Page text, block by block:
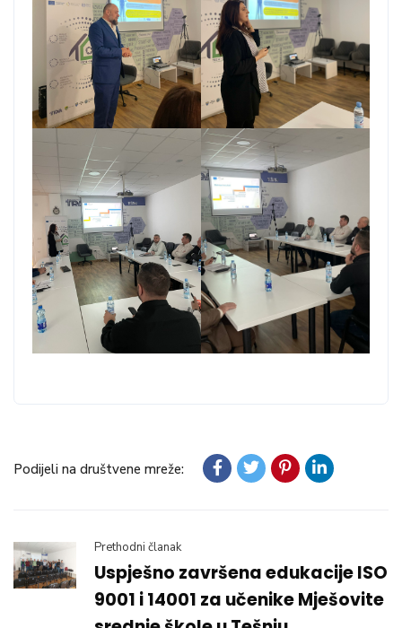
Podijeli na društvene mreže:
Prethodni članak
Uspješno završena edukacije ISO
9001 i 14001 za učenike Mješovite